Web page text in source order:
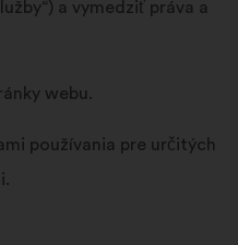
a vymedziť práva a
webu.
používania pre určitých